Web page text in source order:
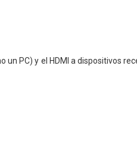
PC) y el HDMI a dispositivos